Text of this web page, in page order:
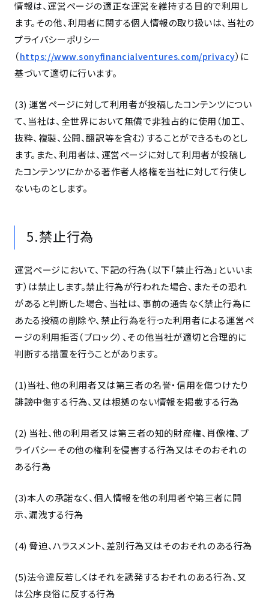
情報は、運営ページの適正な運営を維持する目的で利用し
ます。その他、利用者に関する個人情報の取り扱いは、当社の
プライバシーポリシー
（https://www.sonyfinancialventures.com/privacy）に
基づいて適切に行います。
(3) 運営ページに対して利用者が投稿したコンテンツについ
て、当社は、全世界において無償で非独占的に使用（加工、
抜粋、複製、公開、翻訳等を含む）することができるものとし
ます。また、利用者は、運営ページに対して利用者が投稿し
たコンテンツにかかる著作者人格権を当社に対して行使し
ないものとします。
5.禁止行為
運営ページにおいて、下記の行為（以下「禁止行為」といいま
す）は禁止します。禁止行為が行われた場合、またその恐れ
があると判断した場合、当社は、事前の通告なく禁止行為に
あたる投稿の削除や、禁止行為を行った利用者による運営ペ
ージの利用拒否（ブロック）、その他当社が適切と合理的に
判断する措置を行うことがあります。
(1)当社、他の利用者又は第三者の名誉・信用を傷つけたり
誹謗中傷する行為、又は根拠のない情報を掲載する行為
(2) 当社、他の利用者又は第三者の知的財産権、肖像権、プ
ライバシーその他の権利を侵害する行為又はそのおそれの
ある行為
(3)本人の承諾なく、個人情報を他の利用者や第三者に開
示、漏洩する行為
(4) 脅迫、ハラスメント、差別行為又はそのおそれのある行為
(5)法令違反若しくはそれを誘発するおそれのある行為、又
は公序良俗に反する行為